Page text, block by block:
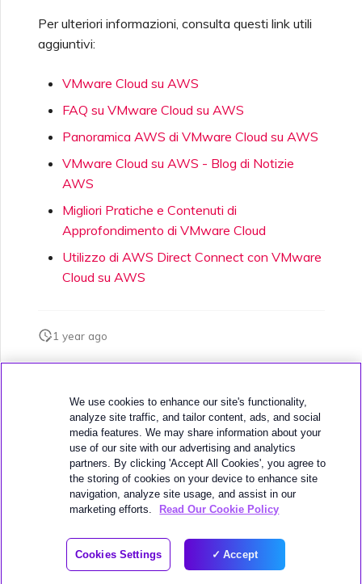
Per ulteriori informazioni, consulta questi link utili
aggiuntivi:
VMware Cloud su AWS
FAQ su VMware Cloud su AWS
Panoramica AWS di VMware Cloud su AWS
VMware Cloud su AWS - Blog di Notizie
AWS
Migliori Pratiche e Contenuti di
Approfondimento di VMware Cloud
Utilizzo di AWS Direct Connect con VMware
Cloud su AWS
1 year ago
Successivo
Azure VMware Solution
© 2025 MEGAPORT
WEBSITE TERMS
We use cookies to enhance our site's functionality,
analyze site traffic, and tailor content, ads, and social
media features. We may share information about your
use of our site with our advertising and analytics
partners. By clicking 'Accept All Cookies', you agree to
the storing of cookies on your device to enhance site
navigation, analyze site usage, and assist in our
marketing efforts.
Read Our Cookie Policy
Cookies Settings Accept